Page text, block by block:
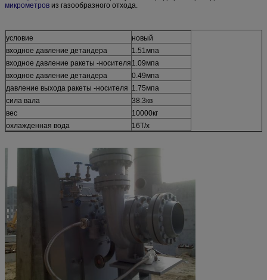
микрометров из газообразного отхода.
условие
новый
входное давление детандера
1.51мпа
входное давление ракеты -носителя 1.09мпа
входное давление детандера
0.49мпа
давление выхода ракеты -носителя 1.75мпа
сила вала
38.3кв
вес
10000кг
охлажденная вода
16Т/х